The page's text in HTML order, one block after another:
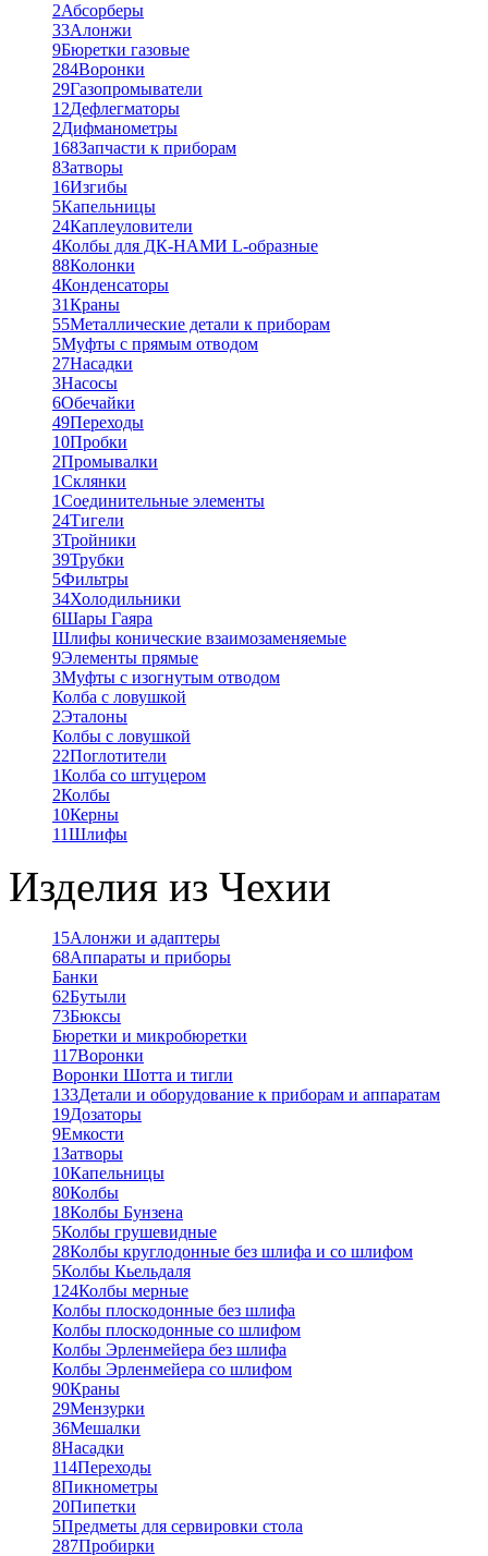
2Абсорберы
33Алонжи
9Бюретки газовые
284Воронки
29Газопромыватели
12Дефлегматоры
2Дифманометры
168Запчасти к приборам
8Затворы
16Изгибы
5Капельницы
24Каплеуловители
4Колбы для ДК-НАМИ L-образные
88Колонки
4Конденсаторы
31Краны
55Металлические детали к приборам
5Муфты с прямым отводом
27Насадки
3Насосы
6Обечайки
49Переходы
10Пробки
2Промывалки
1Склянки
1Соединительные элементы
24Тигели
3Тройники
39Трубки
5Фильтры
34Холодильники
6Шары Гаяра
Шлифы конические взаимозаменяемые
9Элементы прямые
3Муфты с изогнутым отводом
Колба с ловушкой
2Эталоны
Колбы с ловушкой
22Поглотители
1Колба со штуцером
2Колбы
10Керны
11Шлифы
Изделия из Чехии
15Алонжи и адаптеры
68Аппараты и приборы
Банки
62Бутыли
73Бюксы
Бюретки и микробюретки
117Воронки
Воронки Шотта и тигли
133Детали и оборудование к приборам и аппаратам
19Дозаторы
9Емкости
1Затворы
10Капельницы
80Колбы
18Колбы Бунзена
5Колбы грушевидные
28Колбы круглодонные без шлифа и со шлифом
5Колбы Кьельдаля
124Колбы мерные
Колбы плоскодонные без шлифа
Колбы плоскодонные со шлифом
Колбы Эрленмейера без шлифа
Колбы Эрленмейера со шлифом
90Краны
29Мензурки
36Мешалки
8Насадки
114Переходы
8Пикнометры
20Пипетки
5Предметы для сервировки стола
287Пробирки